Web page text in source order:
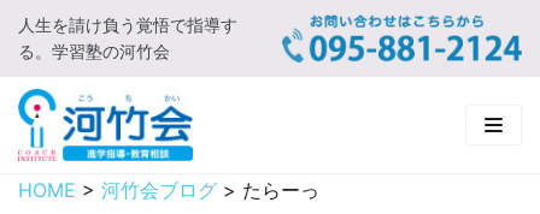
コ
ン
テ
ン
ツ
に
人生を請け負う覚悟で指導す
る。学習塾の河竹会
HOME
HOME > 河竹会ブログ > たらーっ